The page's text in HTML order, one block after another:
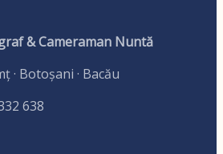
& Cameraman Nuntă
· Botoșani · Bacău
638